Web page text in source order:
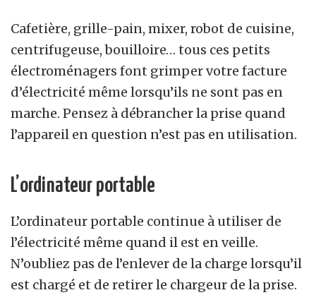
Cafetière, grille-pain, mixer, robot de cuisine,
centrifugeuse, bouilloire… tous ces petits
électroménagers font grimper votre facture
d’électricité même lorsqu’ils ne sont pas en
marche. Pensez à débrancher la prise quand
l’appareil en question n’est pas en utilisation.
L’ordinateur portable
L’ordinateur portable continue à utiliser de
l’électricité même quand il est en veille.
N’oubliez pas de l’enlever de la charge lorsqu’il
est chargé et de retirer le chargeur de la prise.